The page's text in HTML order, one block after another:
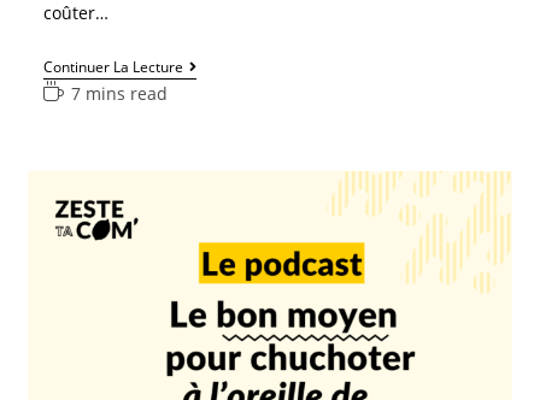
coûter…
Continuer La Lecture
7 mins read